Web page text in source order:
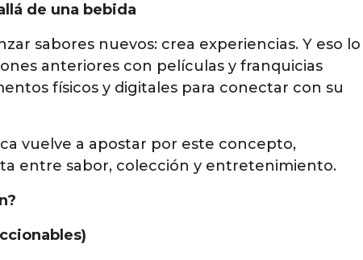
de una bebida
sabores nuevos: crea experiencias. Y eso lo
anteriores con películas y franquicias
físicos y digitales para conectar con su
vuelve a apostar por este concepto,
entre sabor, colección y entretenimiento.